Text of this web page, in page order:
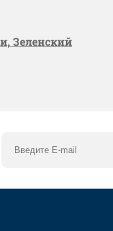
Зеленский